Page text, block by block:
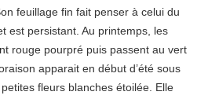
feuillage fin fait penser à celui du
est persistant. Au printemps, les
rouge pourpré puis passent au vert
apparait en début d’été sous
fleurs blanches étoilée. Elle